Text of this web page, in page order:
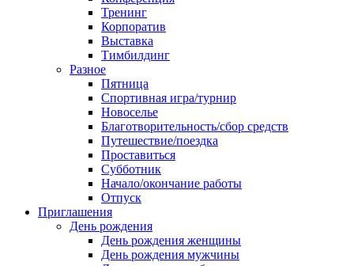
Тренинг
Корпоратив
Выставка
Тимбилдинг
Разное
Пятница
Спортивная игра/турнир
Новоселье
Благотворительность/сбор средств
Путешествие/поездка
Проставиться
Субботник
Начало/окончание работы
Отпуск
Приглашения
День рождения
День рождения женщины
День рождения мужчины